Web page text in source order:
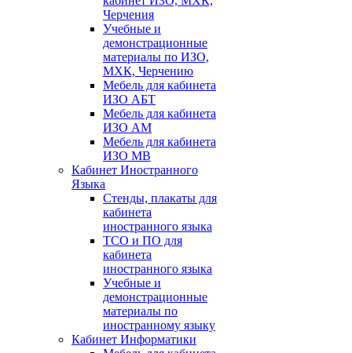
Черчения
Учебные и
демонстрационные
материалы по ИЗО,
МХК, Черчению
Мебель для кабинета
ИЗО АБТ
Мебель для кабинета
ИЗО АМ
Мебель для кабинета
ИЗО МВ
Кабинет Иностранного
Языка
Стенды, плакаты для
кабинета
иностранного языка
ТСО и ПО для
кабинета
иностранного языка
Учебные и
демонстрационные
материалы по
иностранному языку
Кабинет Информатики